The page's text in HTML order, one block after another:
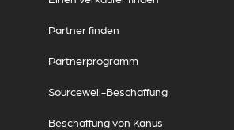
Partner finden
Partnerprogramm
Sourcewell-Beschaffung
Beschaffung von Kanus